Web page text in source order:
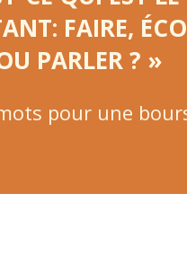
FAIRE,
PARLER ? »
pour une